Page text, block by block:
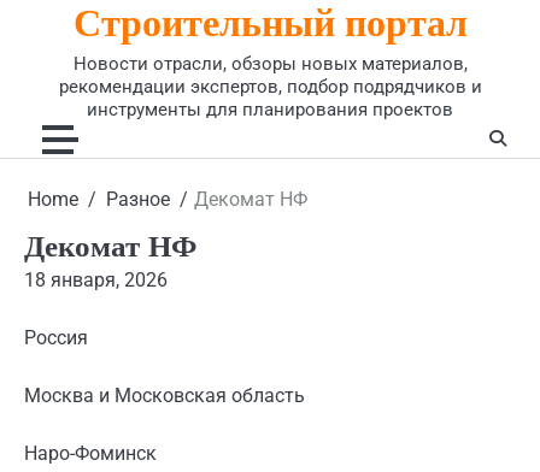
Строительный портал
Новости отрасли, обзоры новых материалов,
рекомендации экспертов, подбор подрядчиков и
инструменты для планирования проектов
Home Разное Декомат НФ
Декомат НФ
18 января, 2026
Россия
Москва и Московская область
Наро-Фоминск